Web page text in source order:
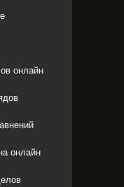
онлайн
онлайн